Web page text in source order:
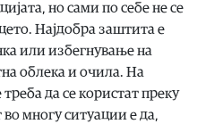
но сами по себе не се
Нaјдобра заштита е
или избегнување на
облека и очила. На
да се користат преку
многу ситуации е да,